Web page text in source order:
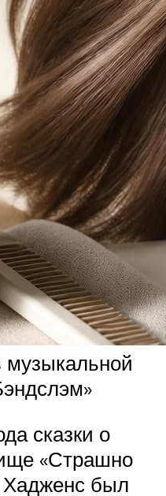
музыкальной
сказки о
«Страшно
Хадженс был